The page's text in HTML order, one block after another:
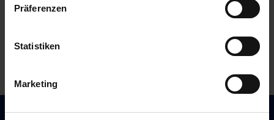
Präferenzen
Statistiken
Marketing